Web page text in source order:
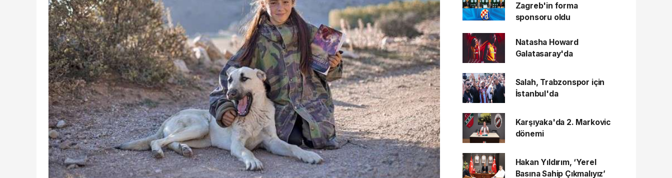
Zagreb'in forma
sponsoru oldu
Natasha Howard
Galatasaray'da
Salah, Trabzonspor için
İstanbul'da
Karşıyaka'da 2. Markovic
dönemi
Hakan Yıldırım, ‘Yerel
Basına Sahip Çıkmalıyız’